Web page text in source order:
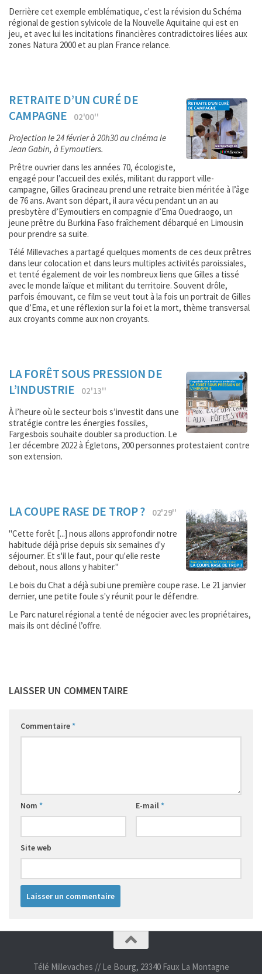
Derrière cet exemple emblématique, c'est la révision du Schéma
régional de gestion sylvicole de la Nouvelle Aquitaine qui est en
jeu, et avec lui les incitations financières contradictoires liées aux
zones Natura 2000 et au plan France relance.
RETRAITE D’UN CURÉ DE
CAMPAGNE
02'00''
Projection le 24 février à 20h30 au cinéma le
Jean Gabin, à Eymoutiers.
Prêtre ouvrier dans les années 70, écologiste,
engagé pour l’accueil des exilés, militant du rapport ville-
campagne, Gilles Gracineau prend une retraite bien méritée à l’âge
de 76 ans. Avant son départ, il aura vécu pendant un an au
presbytère d’Eymoutiers en compagnie d’Ema Ouedraogo, un
jeune prêtre du Burkina Faso fraîchement débarqué en Limousin
pour prendre sa suite.
Télé Millevaches a partagé quelques moments de ces deux prêtres
dans leur colocation et dans leurs multiples activités paroissiales,
et tenté également de voir les nombreux liens que Gilles a tissé
avec le monde laïque et militant du territoire. Souvent drôle,
parfois émouvant, ce film se veut tout à la fois un portrait de Gilles
que d’Ema, et une réflexion sur la foi et la mort, thème transversal
aux croyants comme aux non croyants.
LA FORÊT SOUS PRESSION DE
L’INDUSTRIE
02'13''
À l’heure où le secteur bois s’investit dans une
stratégie contre les énergies fossiles,
Fargesbois souhaite doubler sa production. Le
1er décembre 2022 à Égletons, 200 personnes protestaient contre
son extension.
LA COUPE RASE DE TROP ? 02'29''
"Cette forêt [...] nous allons approfondir notre
habitude déjà prise depuis six semaines d'y
séjourner. Et s'il le faut, pour qu'elle reste
debout, nous allons y habiter."
Le bois du Chat a déjà subi une première coupe rase. Le 21 janvier
dernier, une petite foule s'y réunit pour le défendre.
Le Parc naturel régional a tenté de négocier avec les propriétaires,
mais ils ont décliné l’offre.
LAISSER UN COMMENTAIRE
Commentaire*
Nom * E-mail*
Site web
Télé Millevaches // Le Bourg, 23340 Faux La Montagne